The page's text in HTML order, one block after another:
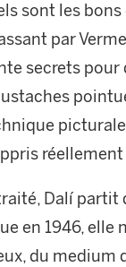
sont les bons
par
secrets
Dalí
en 1946,
du medium